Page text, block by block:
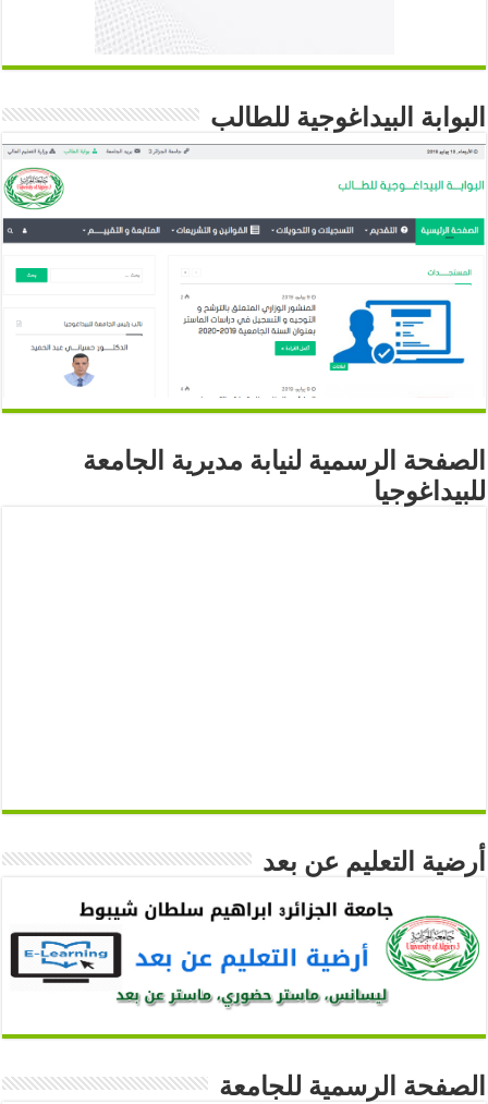
البوابة البيداغوجية للطالب
الصفحة الرسمية لنيابة مديرية الجامعة
للبيداغوجيا
أرضية التعليم عن بعد
الصفحة الرسمية للجامعة